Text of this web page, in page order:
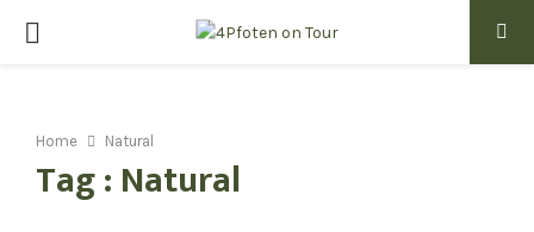
PRIMARY
Home Natural
Tag : Natural